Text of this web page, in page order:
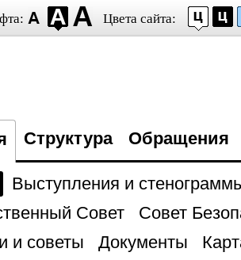
Цвета сайта:
Структура Обращения
Выступления и
Совет
Совет
и советы
Документы